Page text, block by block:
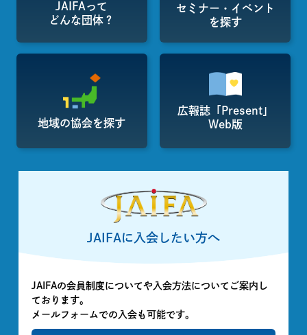
JAIFAって
どんな団体？
セミナー・イベント
を探す
地域の協会を探す
広報誌「Present」
Web版
JAIFAに入会したい方へ
JAIFAの会員制度についてや入会方法についてご案内し
ております。
メールフォームでの入会も可能です。